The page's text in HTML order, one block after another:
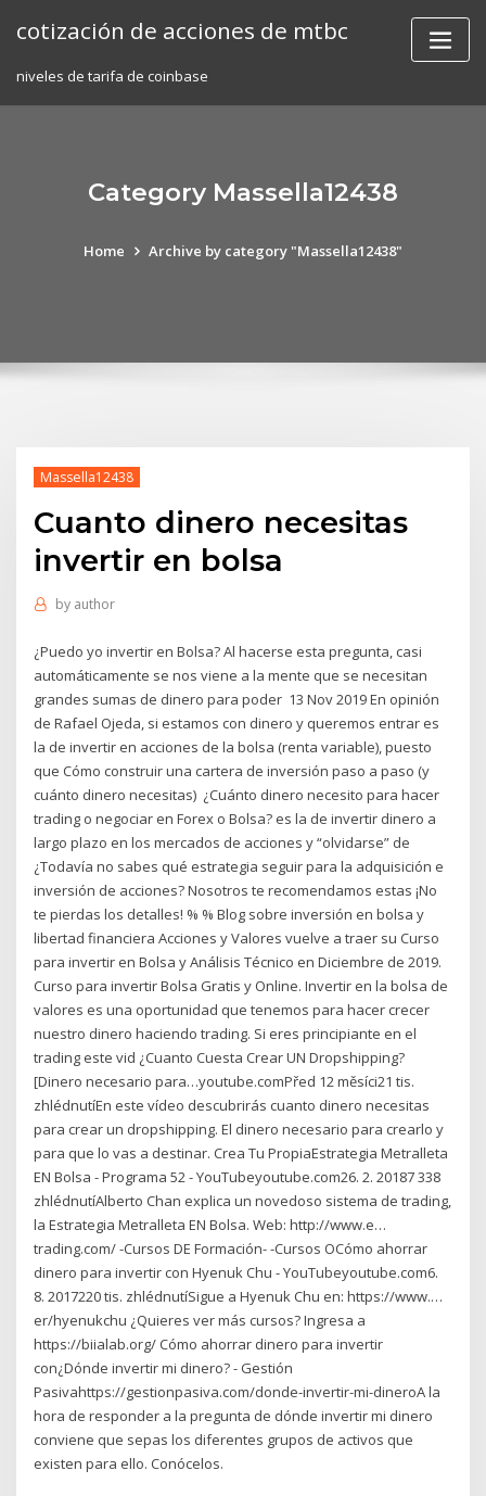
cotización de acciones de mtbc
niveles de tarifa de coinbase
Category Massella12438
Home Archive by category "Massella12438"
Massella12438
Cuanto dinero necesitas
invertir en bolsa
by author
¿Puedo yo invertir en Bolsa? Al hacerse esta pregunta, casi
automáticamente se nos viene a la mente que se necesitan
grandes sumas de dinero para poder 13 Nov 2019 En opinión
de Rafael Ojeda, si estamos con dinero y queremos entrar es
la de invertir en acciones de la bolsa (renta variable), puesto
que Cómo construir una cartera de inversión paso a paso (y
cuánto dinero necesitas) ¿Cuánto dinero necesito para hacer
trading o negociar en Forex o Bolsa? es la de invertir dinero a
largo plazo en los mercados de acciones y “olvidarse” de
¿Todavía no sabes qué estrategia seguir para la adquisición e
inversión de acciones? Nosotros te recomendamos estas ¡No
te pierdas los detalles! % % Blog sobre inversión en bolsa y
libertad financiera Acciones y Valores vuelve a traer su Curso
para invertir en Bolsa y Análisis Técnico en Diciembre de 2019.
Curso para invertir Bolsa Gratis y Online. Invertir en la bolsa de
valores es una oportunidad que tenemos para hacer crecer
nuestro dinero haciendo trading. Si eres principiante en el
trading este vid️ ¿Cuanto Cuesta Crear UN Dropshipping?
[Dinero necesario para…youtube.comPřed 12 měsíci21 tis.
zhlédnutíEn este vídeo descubrirás cuanto dinero necesitas
para crear un dropshipping. El dinero necesario para crearlo y
para que lo vas a destinar. Crea Tu PropiaEstrategia Metralleta
EN Bolsa - Programa 52 - YouTubeyoutube.com26. 2. 20187 338
zhlédnutíAlberto Chan explica un novedoso sistema de trading,
la Estrategia Metralleta EN Bolsa. Web: http://www.e…
trading.com/ -Cursos DE Formación- -Cursos OCómo ahorrar
dinero para invertir con Hyenuk Chu - YouTubeyoutube.com6.
8. 2017220 tis. zhlédnutíSigue a Hyenuk Chu en: https://www.…
er/hyenukchu ¿Quieres ver más cursos? Ingresa a
https://biialab.org/ Cómo ahorrar dinero para invertir
con¿Dónde invertir mi dinero? - Gestión
Pasivahttps://gestionpasiva.com/donde-invertir-mi-dineroA la
hora de responder a la pregunta de dónde invertir mi dinero
conviene que sepas los diferentes grupos de activos que
existen para ello. Conócelos.